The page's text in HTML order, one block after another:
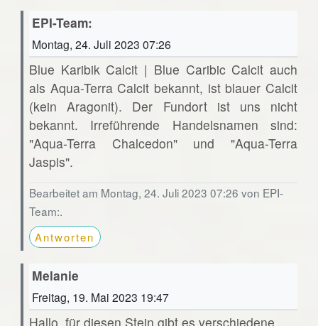
EPI-Team:
Montag, 24. Juli 2023 07:26
Blue Karibik Calcit | Blue Caribic Calcit auch
als Aqua-Terra Calcit bekannt, ist blauer Calcit
(kein Aragonit). Der Fundort ist uns nicht
bekannt. Irreführende Handelsnamen sind:
"Aqua-Terra Chalcedon" und "Aqua-Terra
Jaspis".
Bearbeitet am Montag, 24. Juli 2023 07:26 von EPI-
Team:.
Antworten
Melanie
Freitag, 19. Mai 2023 19:47
Hallo, für diesen Stein gibt es verschiedene